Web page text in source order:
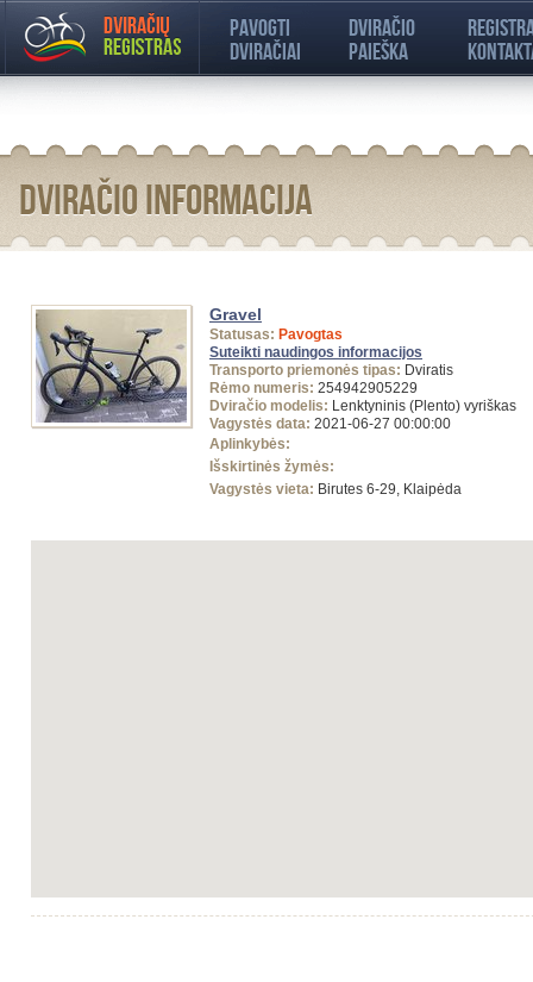
Pavogti
dviračiai
Dviračio
paieška
Dviračio informacija
Gravel
Statusas: Pavogtas
Suteikti naudingos informacijos
Transporto priemonės tipas: Dviratis
Rėmo numeris: 254942905229
Dviračio modelis: Lenktyninis (Plento) vyriškas
Vagystės data: 2021-06-27 00:00:00
Aplinkybės:
Išskirtinės žymės:
Vagystės vieta: Birutes 6-29, Klaipėda